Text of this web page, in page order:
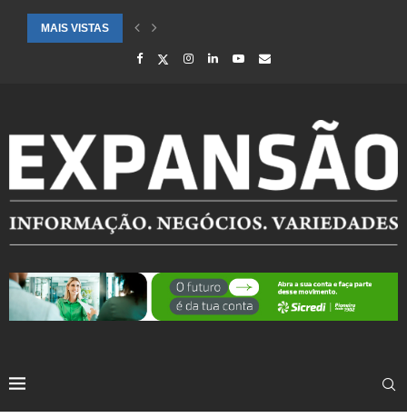
MAIS VISTAS
CIDADES ATENDIDAS PELO SEBRAE RS SÃO DESTAQUE EM